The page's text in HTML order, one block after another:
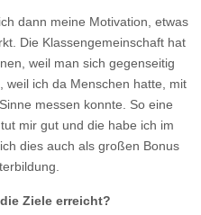
dann meine Motivation, etwas
Die Klassengemeinschaft hat
weil man sich gegenseitig
weil ich da Menschen hatte, mit
messen konnte. So eine
mir gut und die habe ich im
dies auch als großen Bonus
Ziele erreicht?